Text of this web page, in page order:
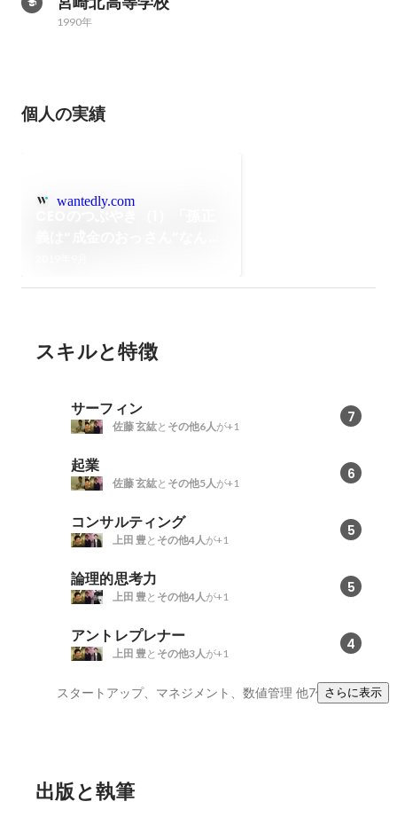
1990年
個人の実績
wantedly.com
スキルと特徴
サーフィン 7
佐藤 玄紘と その他6人が+1
起業 6
佐藤 玄紘と その他5人が+1
コンサルティング 5
上田 豊と その他4人が+1
論理的思考力 5
上田 豊と その他4人が+1
アントレプレナー 4
上田 豊と その他3人が+1
スタートアップ、マネジメント、数値管理 他7件さらに表示
出版と執筆